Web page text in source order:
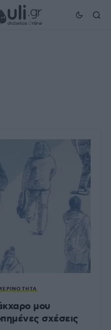
μου
σχέσεις